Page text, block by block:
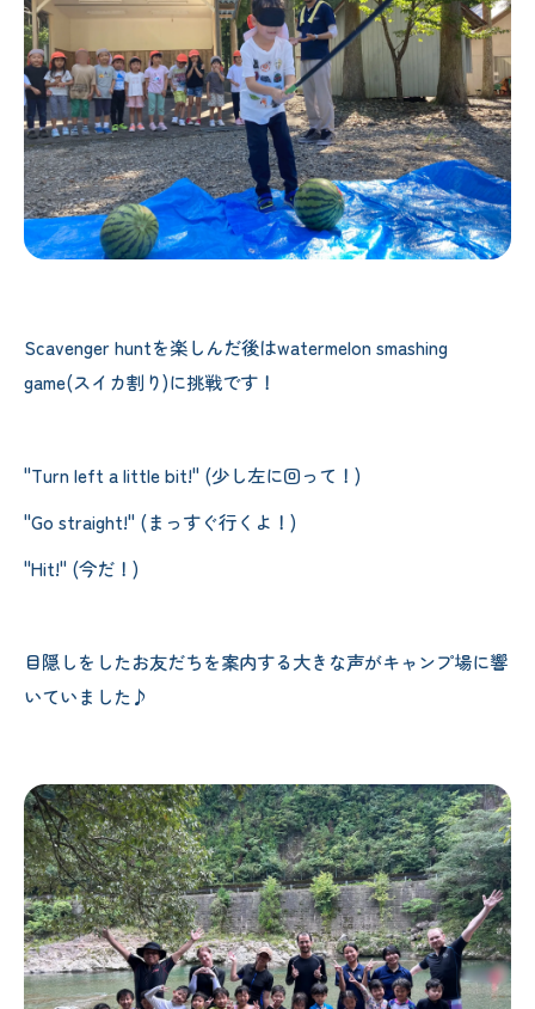
Scavenger huntを楽しんだ後はwatermelon smashing
game(スイカ割り)に挑戦です！
"Turn left a little bit!" (少し左に回って！)
"Go straight!" (まっすぐ行くよ！)
"Hit!" (今だ！)
目隠しをしたお友だちを案内する大きな声がキャンプ場に響
いていました♪